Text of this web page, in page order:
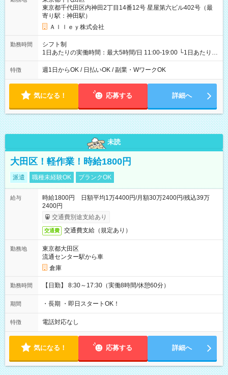
東京都千代田区内神田2丁目14番12号 星屋第六ビル402号（最
寄り駅：神田駅）
Ａｌｌｅｙ株式会社
勤務時間
シフト制
1日あたりの実働時間：最大5時間/日 11:00-19:00 └1日あたりの
実働時間：1-5時間 └上記の時間帯内であれば、いつでも勤務可
能！ └平日・土曜日の中で、お好きな曜日でご勤務いただけま
18:00 などのように、自由な働き方が可能なお仕事です！
特徴 週1日からOK / 日払いOK / 副業・WワークOK
気になる！ 応募する 詳細へ
未読
大田区！軽作業！時給1800円
派遣 職種未経験OK ブランクOK
給与
時給1800円 日額平均1万4400円/月額30万2400円/残込39万
2400円
交通費別途支給あり
交通費 交通費支給（規定あり）
勤務地
東京都大田区
流通センター駅から車
倉庫
勤務時間 【日勤】 8:30～17:30（実働8時間/休憩60分）
期間 ・長期 ・即日スタートOK！
特徴 電話対応なし
気になる！ 応募する 詳細へ